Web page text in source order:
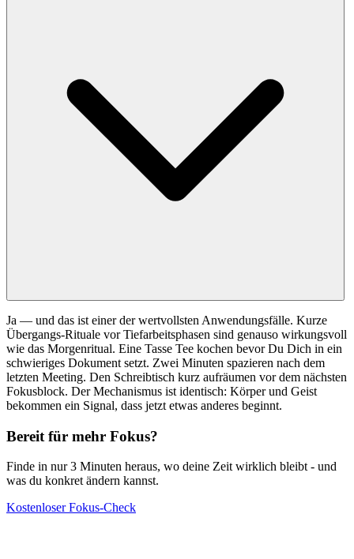
Ja — und das ist einer der wertvollsten Anwendungsfälle. Kurze
Übergangs-Rituale vor Tiefarbeitsphasen sind genauso wirkungsvoll
wie das Morgenritual. Eine Tasse Tee kochen bevor Du Dich in ein
schwieriges Dokument setzt. Zwei Minuten spazieren nach dem
letzten Meeting. Den Schreibtisch kurz aufräumen vor dem nächsten
Fokusblock. Der Mechanismus ist identisch: Körper und Geist
bekommen ein Signal, dass jetzt etwas anderes beginnt.
Bereit für mehr Fokus?
Finde in nur 3 Minuten heraus, wo deine Zeit wirklich bleibt - und
was du konkret ändern kannst.
Kostenloser Fokus-Check